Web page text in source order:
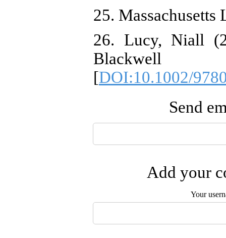
25. Massachusetts
26. Lucy, Niall
[DOI:10.1002/
Send
Add your
Your